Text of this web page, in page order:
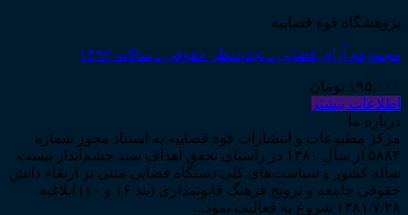
پژوهشگاه قوه قضاییه
مجموعه آرای قضایی ـ تجدیدنظر حقوقی ـ سالانه ۱۳۹۲
۱۹۵,۰۰۰ تومان
اطلاعات بیشتر
درباره ما
مرکز مطبوعات و انتشارات قوه قضاییه به استناد مجوز شماره
۵۸۸۴ از سال ۱۳۸۰ در راستای تحقق اهداف سند چشم‌انداز بیست
ساله کشور و سیاست‌های کلی دستگاه قضایی مبنی بر ارتقاء دانش
حقوقی جامعه و ترویج فرهنگ قانونمداری (بند ۱۶ و ۱۰) ابلاغیه
۱۳۸۱/۷/۲۸ شروع به فعالیت نمود...